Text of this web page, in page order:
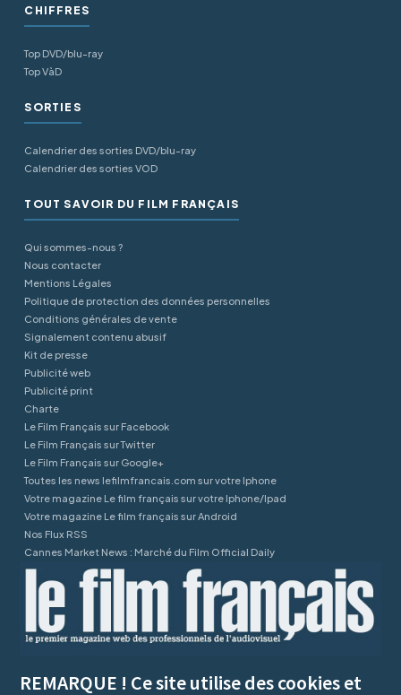
CHIFFRES
Top DVD/blu-ray
Top VàD
SORTIES
Calendrier des sorties DVD/blu-ray
Calendrier des sorties VOD
TOUT SAVOIR DU FILM FRANÇAIS
Qui sommes-nous ?
Nous contacter
Mentions Légales
Politique de protection des données personnelles
Conditions générales de vente
Signalement contenu abusif
Kit de presse
Publicité web
Publicité print
Charte
Le Film Français sur Facebook
Le Film Français sur Twitter
Le Film Français sur Google+
Toutes les news lefilmfrancais.com sur votre Iphone
Votre magazine Le film français sur votre Iphone/Ipad
Votre magazine Le film français sur Android
Nos Flux RSS
Cannes Market News : Marché du Film Official Daily
REMARQUE ! Ce site utilise des cookies et